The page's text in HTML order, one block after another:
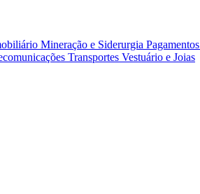
Mineração e Siderurgia Pagamentos
Transportes Vestuário e Joias